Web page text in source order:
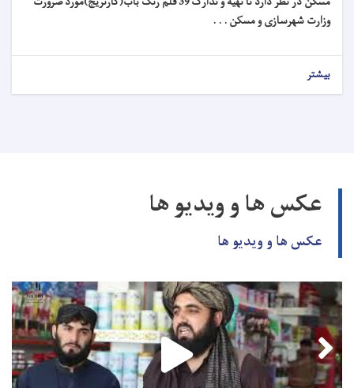
وزارت شهرسازی و مسکن . . .
بیشتر
عکس ها و ویدیو ها
عکس ها و ویدیو ها